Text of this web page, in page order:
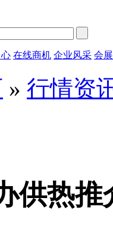
在线商机 企业风采 会
» 行情资
供热